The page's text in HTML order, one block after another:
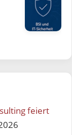
feiert